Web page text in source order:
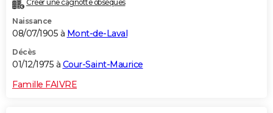
Créer une cagnotte obsèques
Naissance
08/07/1905 à Mont-de-Laval
Décès
01/12/1975 à Cour-Saint-Maurice
Famille FAIVRE